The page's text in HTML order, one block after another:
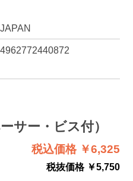
JAPAN
4962772440872
サー・ビス付）
税込価格 ￥6,325
税抜価格 ￥5,750